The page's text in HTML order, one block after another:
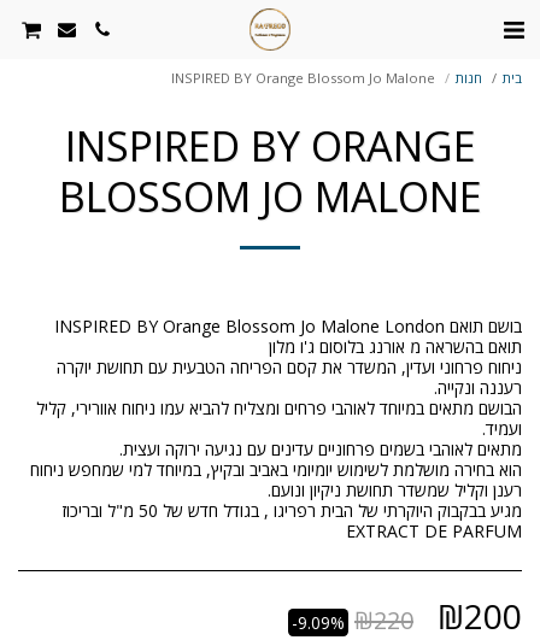
בית חנות INSPIRED BY Orange Blossom Jo Malone
INSPIRED BY ORANGE
BLOSSOM JO MALONE
ניחוח פרחוני ועדין, המשדר את קסם הפריחה הטבעית עם תחושת יוקרה
הבושם מתאים במיוחד לאוהבי פרחים ומצליח להביא עמו ניחוח אוורירי, קליל
הוא בחירה מושלמת לשימוש יומיומי באביב ובקיץ, במיוחד למי שמחפש ניחוח
מגיע בבקבוק היוקרתי של הבית רפריגו , בגודל חדש של 50 מ"ל ובריכוז
EXTRACT DE PARFUM
₪200
₪220
-9.09%